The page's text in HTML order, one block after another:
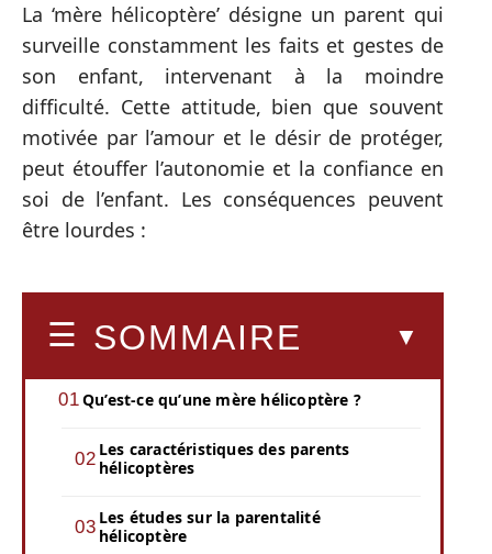
La ‘mère hélicoptère’ désigne un parent qui
surveille constamment les faits et gestes de
son enfant, intervenant à la moindre
difficulté. Cette attitude, bien que souvent
motivée par l’amour et le désir de protéger,
peut étouffer l’autonomie et la confiance en
soi de l’enfant. Les conséquences peuvent
être lourdes :
SOMMAIRE
Qu’est-ce qu’une mère hélicoptère ?
Les caractéristiques des parents
hélicoptères
Les études sur la parentalité
hélicoptère